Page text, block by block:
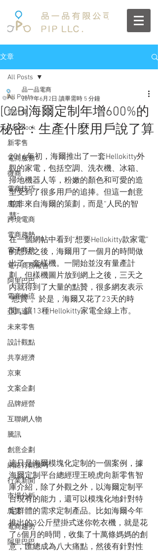
文章
All Posts
雲計算
Facebook
新零售
電商服務
微商
電商技巧
馬雲
跨境電商
電商趨勢
電子商務
電子商務報告
阿里巴巴
電商物流
亞馬遜
未來零售
設計觀點
共享經濟
京東
文案企劃
品牌經營
互聯網人物
騰訊
創意企劃
網路行銷技巧
行業新聞
市場分析
馬雲
電商趨勢
阿里巴巴
All Posts
[C2B]海爾定制年增600%的
秘密：生產什麼用戶說了算
品一品電商
2017年6月2日 讀畢需時 5 分鐘
2016年初，海爾推出了一套Hellokitty外
觀的家電，包括空調、洗衣機、冰箱、
掃地機器人等，粉嫩的顏色和可愛的造
型受到了很多用戶的追捧。但這一創意
並非來自海爾的策劃，而是“人民的智
慧”。
在一個網帖中看到“想要Hellokitty款家電”
的想法之後，海爾用了一個月的時間做
出了一套樣機。一開始並沒有量產計
劃，但樣機圖片放到網上之後，三天之
內就得到了大量的點贊，很多網友表示
“想買”。於是，海爾又花了23天的時
間，讓13種Hellokitty家電全線上市。
這只是海爾模塊化定制的一個案例，據
海爾定制平台總經理王曉虎向新零售智
庫介紹，除了外觀之外，以海爾定制平
台現有的能力，還可以模塊化地針對特
定群體的需求定制產品。比如海爾今年
推出的3公斤壁掛式迷你乾衣機，就是花
了6個月的時間，收集了十萬條媽媽的創
意，匯總成為八大痛點，然後有針對性